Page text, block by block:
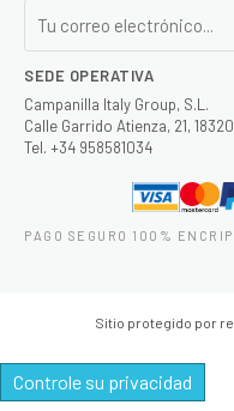
SEDE OPERATIVA
Campanilla Italy Group, S.L.
Calle Garrido Atienza, 21,
Tel. +34 958581034
PAGO SEGURO 100%
Sitio protegido por
Controle su privacidad